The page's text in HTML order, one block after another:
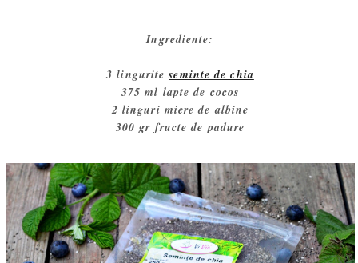
Ingrediente:
3 linguriteseminte de chia
375 ml lapte de cocos
2 linguri miere de albine
300 gr fructe de padure